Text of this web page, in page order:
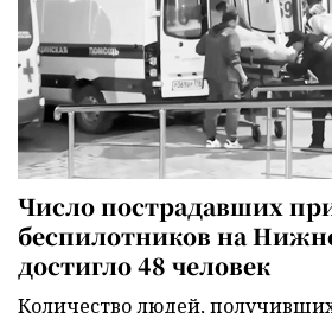
Число пострадавших
беспилотников на
достигло 48 человек
Количество людей,